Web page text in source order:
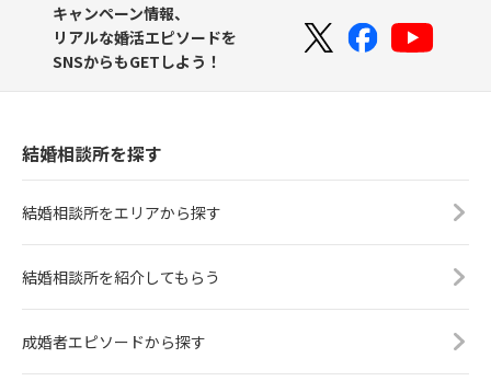
キャンペーン情報、
リアルな婚活エピソードを
SNSからもGETしよう！
結婚相談所を探す
結婚相談所をエリアから探す
結婚相談所を紹介してもらう
成婚者エピソードから探す